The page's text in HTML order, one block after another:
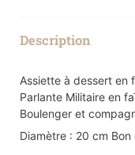
Description
Assiette à dessert en
Parlante Militaire en
Boulenger et
Diamètre : 20 cm